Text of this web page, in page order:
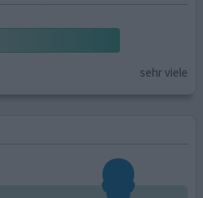
sehr viele